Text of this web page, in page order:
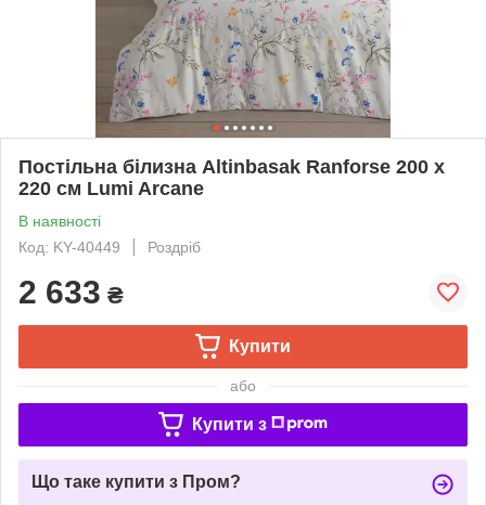
Постільна білизна Altinbasak Ranforse 200 х
220 см Lumi Arcane
В наявності
Код: KY-40449
Роздріб
2 633 ₴
Купити
або
Купити з
Що таке купити з Пром?